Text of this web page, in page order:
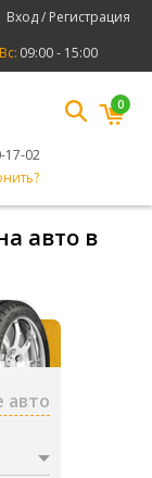
Вход / Регистрация
Вс: 09:00 - 15:00
17-02
0
авто в
авто